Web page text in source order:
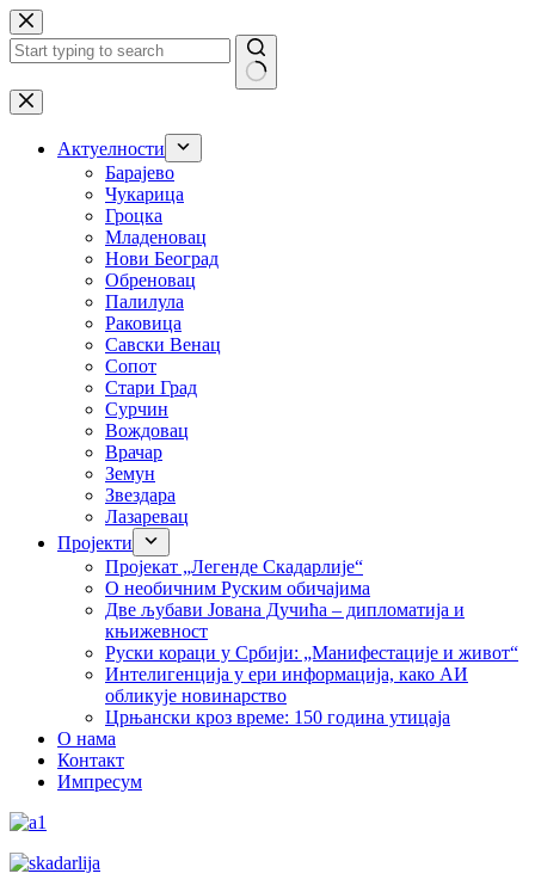
Skip
to
content
No
results
Актуелности
Барајево
Чукарица
Гроцка
Младеновац
Нови Београд
Обреновац
Палилула
Раковица
Савски Венац
Сопот
Стари Град
Сурчин
Вождовац
Врачар
Земун
Звездара
Лазаревац
Пројекти
Пројекат „Легенде Скадарлије“
О необичним Руским обичајима
Две љубави Јована Дучића – дипломатија и
књижевност
Руски кораци у Србији: „Манифестације и живот“
Интелигенција у ери информација, како АИ
обликује новинарство
Црњански кроз време: 150 година утицаја
О нама
Контакт
Импресум